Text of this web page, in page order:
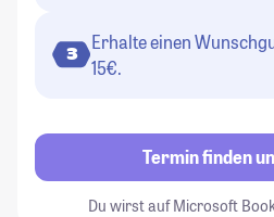
3
Erhalte einen
15€.
Termin finden
Du wirst auf Microsoft